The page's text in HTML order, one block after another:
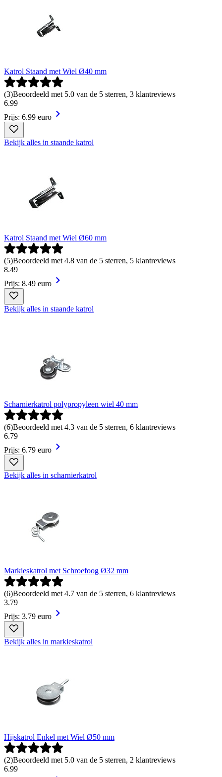
Katrol Staand met Wiel Ø40 mm
(3)Beoordeeld met 5.0 van de 5 sterren, 3 klantreviews
6.99
Prijs: 6.99 euro
Bekijk alles in staande katrol
Katrol Staand met Wiel Ø60 mm
(5)Beoordeeld met 4.8 van de 5 sterren, 5 klantreviews
8.49
Prijs: 8.49 euro
Bekijk alles in staande katrol
Scharnierkatrol polypropyleen wiel 40 mm
(6)Beoordeeld met 4.3 van de 5 sterren, 6 klantreviews
6.79
Prijs: 6.79 euro
Bekijk alles in scharnierkatrol
Markieskatrol met Schroefoog Ø32 mm
(6)Beoordeeld met 4.7 van de 5 sterren, 6 klantreviews
3.79
Prijs: 3.79 euro
Bekijk alles in markieskatrol
Hijskatrol Enkel met Wiel Ø50 mm
(2)Beoordeeld met 5.0 van de 5 sterren, 2 klantreviews
6.99